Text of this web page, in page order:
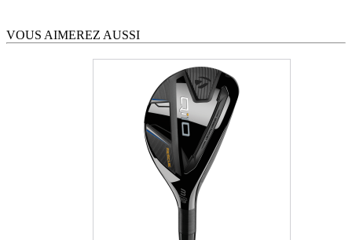
VOUS AIMEREZ AUSSI